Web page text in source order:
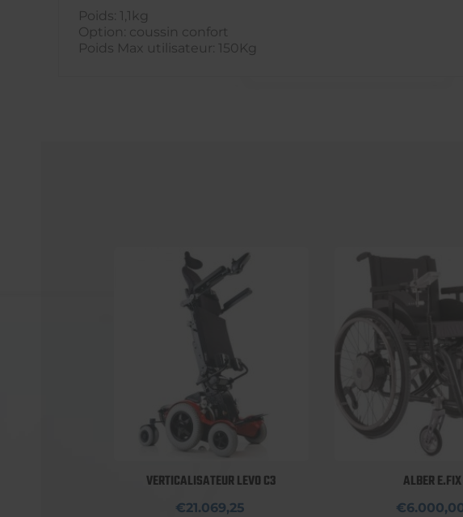
Poids: 1,1kg
Option: coussin confort
Poids Max utilisateur: 150Kg
VERTICALISATEUR LEVO C3
€21.069,25
ALBER E.FIX